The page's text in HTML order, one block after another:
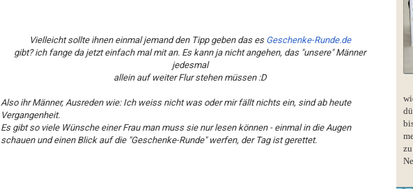
Vielleicht sollte ihnen einmal jemand den Tipp geben das es Geschenke-Runde.de
gibt? ich fange da jetzt einfach mal mit an. Es kann ja nicht angehen, das "unsere" Männer
jedesmal
allein auf weiter Flur stehen müssen :D
Also ihr Männer, Ausreden wie: Ich weiss nicht was oder mir fällt nichts ein, sind ab heute
Vergangenheit.
Es gibt so viele Wünsche einer Frau man muss sie nur lesen können - einmal in die Augen
schauen und einen Blick auf die "Geschenke-Runde" werfen, der Tag ist gerettet.